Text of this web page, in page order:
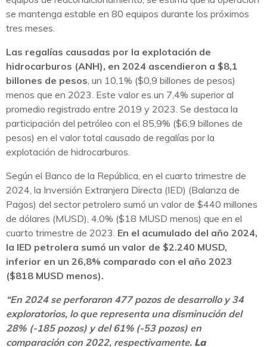
se mantenga estable en 80 equipos durante los próximos
tres meses.
Las regalías causadas por la explotación de
hidrocarburos (ANH), en 2024 ascendieron a $8,1
billones de pesos, un 10,1% ($0,9 billones de pesos)
menos que en 2023. Este valor es un 7,4% superior al
promedio registrado entre 2019 y 2023. Se destaca la
participación del petróleo con el 85,9% ($6,9 billones de
pesos) en el valor total causado de regalías por la
explotación de hidrocarburos.
​Según el Banco de la República, en el cuarto trimestre de
2024, la Inversión Extranjera Directa (IED) (Balanza de
Pagos) del sector petrolero sumó un valor de $440 millones
de dólares (MUSD), 4,0% ($18 MUSD menos) que en el
cuarto trimestre de 2023. En el acumulado del año 2024,
la IED petrolera sumó un valor de $2.240 MUSD,
inferior en un 26,8% comparado con el año 2023
($818 MUSD menos).
“En 2024 se perforaron 477 pozos de desarrollo y 34
exploratorios, lo que representa una disminución del
28% (-185 pozos) y del 61% (-53 pozos) en
comparación con 2022, respectivamente. La